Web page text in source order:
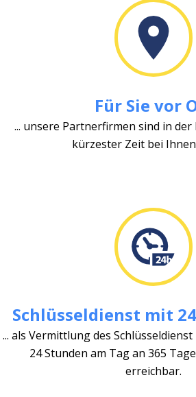
Für Sie vor
... unsere Partnerfirmen sind in
kürzester Zeit bei
Schlüsseldienst mit
... als Vermittlung des
24 Stunden am Tag an 365
erreichbar.